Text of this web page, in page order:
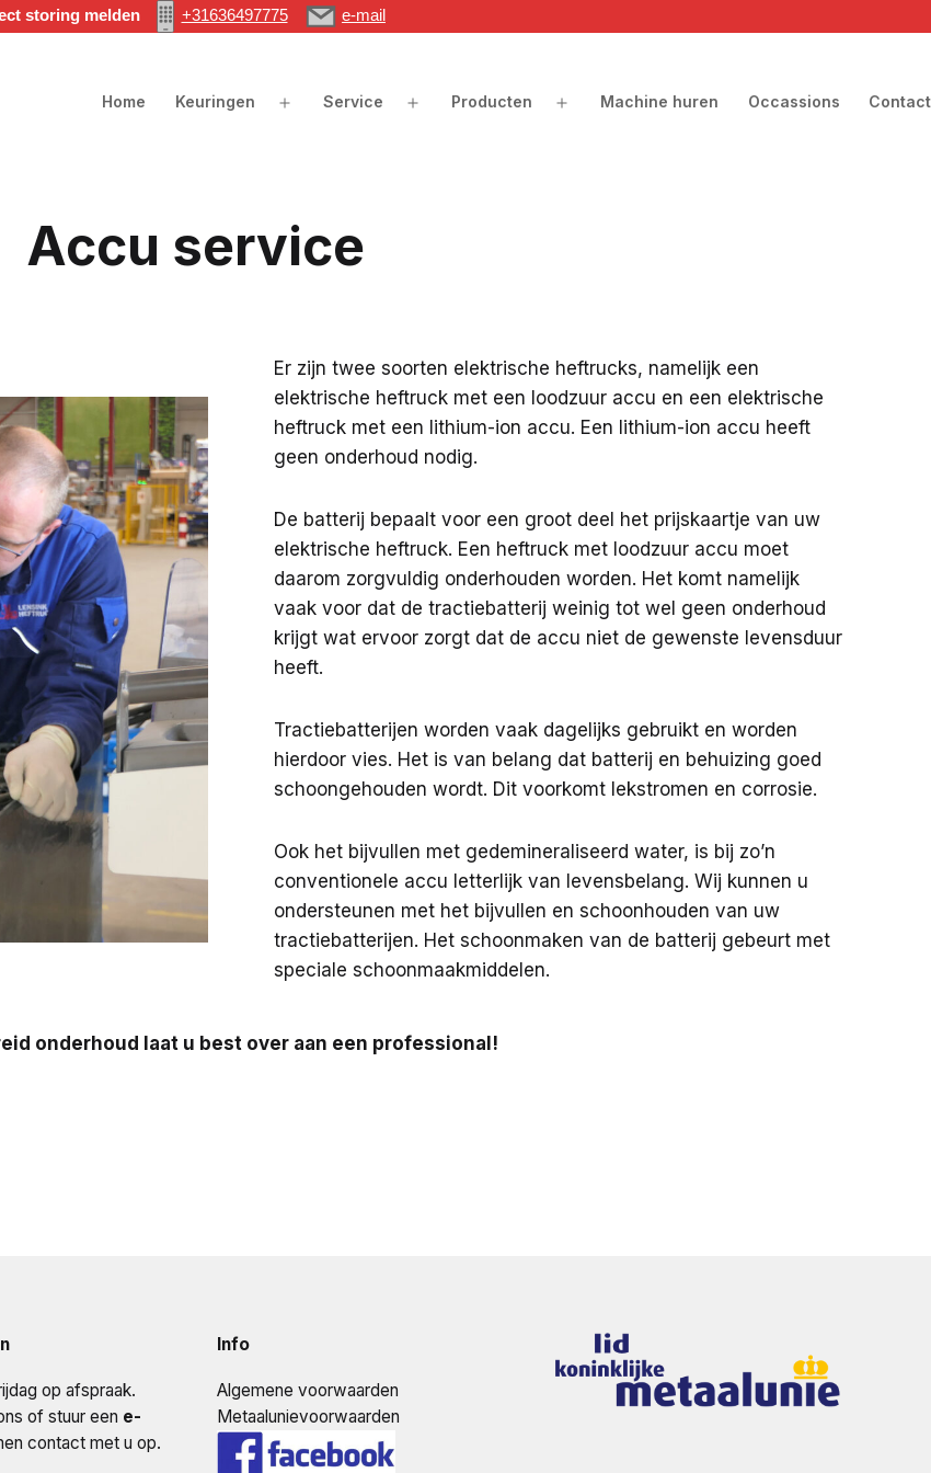
storing melden +31636497775 e-mail
Home Keuringen
Open
Service
Open
Producten
Open
Machine huren Occassions Contact
Accu service
Er zijn twee soorten elektrische heftrucks, namelijk een
elektrische heftruck met een loodzuur accu en een elektrische
heftruck met een lithium-ion accu. Een lithium-ion accu heeft
geen onderhoud nodig.
De batterij bepaalt voor een groot deel het prijskaartje van uw
elektrische heftruck. Een heftruck met loodzuur accu moet
daarom zorgvuldig onderhouden worden. Het komt namelijk
vaak voor dat de tractiebatterij weinig tot wel geen onderhoud
krijgt wat ervoor zorgt dat de accu niet de gewenste levensduur
heeft.
Tractiebatterijen worden vaak dagelijks gebruikt en worden
hierdoor vies. Het is van belang dat batterij en behuizing goed
schoongehouden wordt. Dit voorkomt lekstromen en corrosie.
Ook het bijvullen met gedemineraliseerd water, is bij zo’n
conventionele accu letterlijk van levensbelang. Wij kunnen u
ondersteunen met het bijvullen en schoonhouden van uw
tractiebatterijen. Het schoonmaken van de batterij gebeurt met
speciale schoonmaakmiddelen.
onderhoud laat u best over aan een professional!
op afspraak.
of stuur een e-
contact met u op.
Info
Algemene voorwaarden
Metaalunievoorwaarden